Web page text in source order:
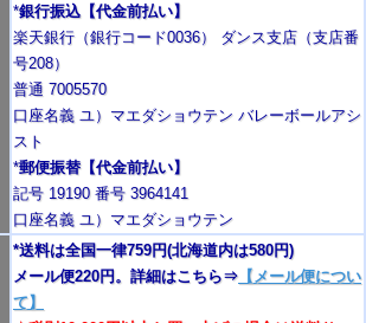
*銀行振込【代金前払い】
楽天銀行（銀行コード0036） ダンス支店（支店番
号208）
普通 7005570
口座名義 ユ）マエダショウテン バレーボールアシ
スト
*郵便振替【代金前払い】
記号 19190 番号 3964141
口座名義 ユ）マエダショウテン
*送料は全国一律759円(北海道内は580円)
メール便220円。詳細はこちら⇒ 【メール便につい
て】